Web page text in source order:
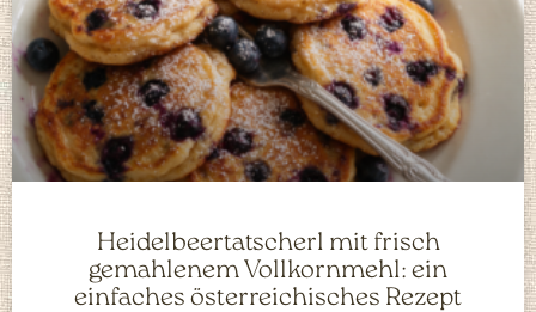
Heidelbeertatscherl mit frisch
gemahlenem Vollkornmehl: ein
einfaches österreichisches Rezept